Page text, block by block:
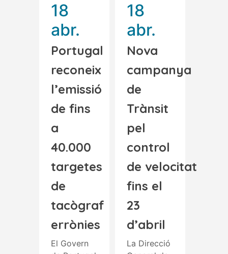
18
abr.
Portugal
reconeix
l’emissió
de fins
a
40.000
targetes
de
tacògraf
errònies
El Govern
18
abr.
Nova
campanya
de
Trànsit
pel
control
de velocitat
fins el
23
d’abril
La Direcció